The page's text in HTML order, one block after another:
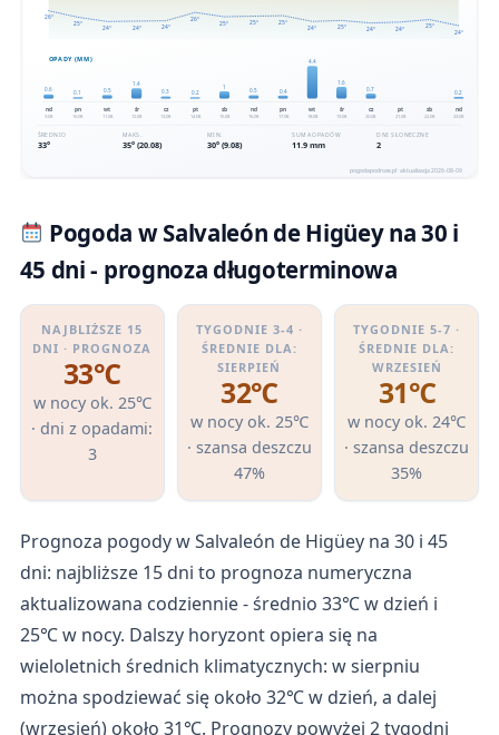
Pogoda w Salvaleón de Higüey na 30 i
45 dni - prognoza długoterminowa
NAJBLIŻSZE 15
DNI · PROGNOZA
33℃
w nocy ok. 25℃
· dni z opadami:
3
TYGODNIE 3-4 ·
ŚREDNIE DLA:
SIERPIEŃ
32℃
w nocy ok. 25℃
· szansa deszczu
47%
TYGODNIE 5-7 ·
ŚREDNIE DLA:
WRZESIEŃ
31℃
w nocy ok. 24℃
· szansa deszczu
35%
Prognoza pogody w Salvaleón de Higüey na 30 i 45
dni: najbliższe 15 dni to prognoza numeryczna
aktualizowana codziennie - średnio 33℃ w dzień i
25℃ w nocy. Dalszy horyzont opiera się na
wieloletnich średnich klimatycznych: w sierpniu
można spodziewać się około 32℃ w dzień, a dalej
(wrzesień) około 31℃. Prognozy powyżej 2 tygodni